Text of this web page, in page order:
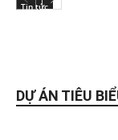
Tin tức
DỰ ÁN TIÊU